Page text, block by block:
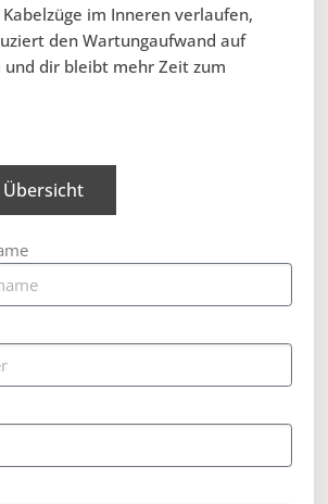
im Inneren verlaufen,
den Wartungaufwand auf
dir bleibt mehr Zeit zum